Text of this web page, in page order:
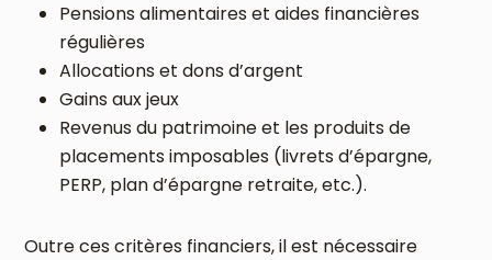
Pensions alimentaires et aides financières
régulières
Allocations et dons d’argent
Gains aux jeux
Revenus du patrimoine et les produits de
placements imposables (livrets d’épargne,
PERP, plan d’épargne retraite, etc.).
Outre ces critères financiers, il est nécessaire